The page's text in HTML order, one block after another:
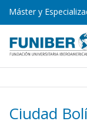
Pasar
principal
Máster y
Máster
y
Navegación
Ciudad